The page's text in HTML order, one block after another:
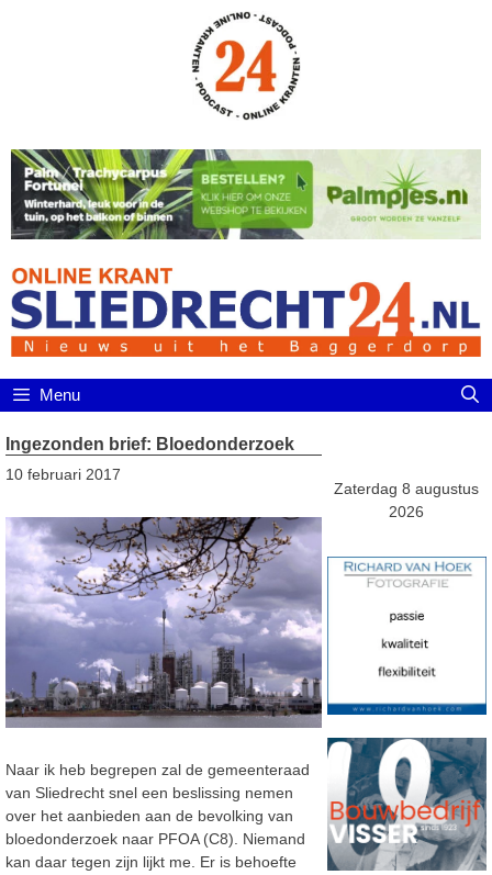
Menu
Ingezonden brief: Bloedonderzoek
10 februari 2017
Naar ik heb begrepen zal de gemeenteraad
van Sliedrecht snel een beslissing nemen
over het aanbieden aan de bevolking van
bloedonderzoek naar PFOA (C8). Niemand
kan daar tegen zijn lijkt me. Er is behoefte
Zaterdag 8 augustus
2026